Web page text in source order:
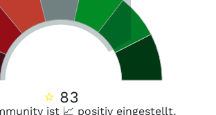
⭐ 83
ist 📈 positiv eingestellt.